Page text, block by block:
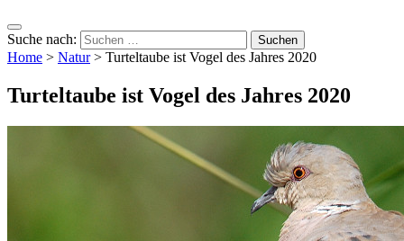
Suche nach:
Home > Natur> Turteltaube ist Vogel des Jahres 2020
Turteltaube ist Vogel des Jahres 2020